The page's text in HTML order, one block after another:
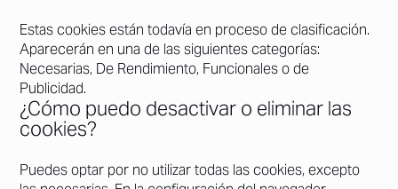
Estas cookies están todavía en proceso de clasificación.
Aparecerán en una de las siguientes categorías:
Necesarias, De Rendimiento, Funcionales o de
Publicidad.
¿Cómo puedo desactivar o eliminar las
cookies?
Puedes optar por no utilizar todas las cookies, excepto